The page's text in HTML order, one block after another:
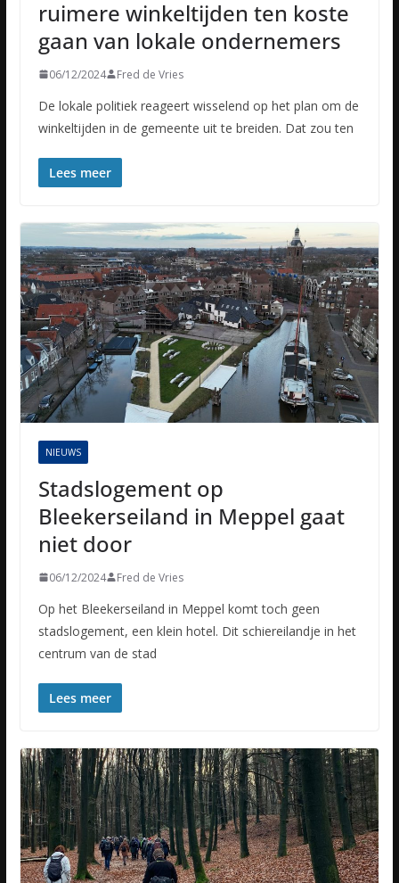
ruimere winkeltijden ten koste
gaan van lokale ondernemers
06/12/2024 Fred de Vries
De lokale politiek reageert wisselend op het plan om de
winkeltijden in de gemeente uit te breiden. Dat zou ten
Lees meer
NIEUWS
Stadslogement op
Bleekerseiland in Meppel gaat
niet door
06/12/2024 Fred de Vries
Op het Bleekerseiland in Meppel komt toch geen
stadslogement, een klein hotel. Dit schiereilandje in het
centrum van de stad
Lees meer